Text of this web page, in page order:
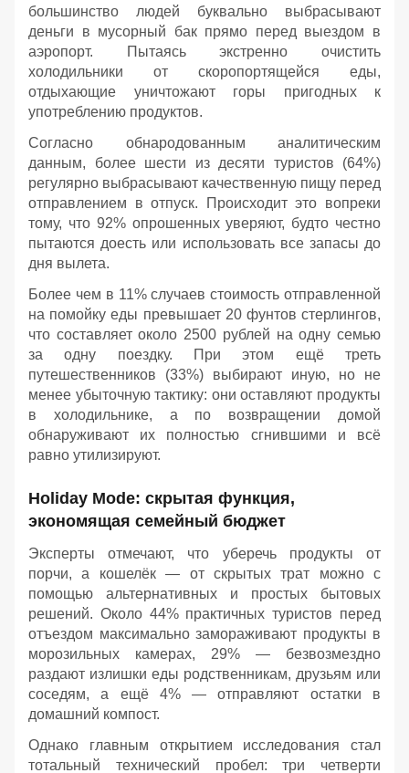
большинство людей буквально выбрасывают
деньги в мусорный бак прямо перед выездом в
аэропорт. Пытаясь экстренно очистить
холодильники от скоропортящейся еды,
отдыхающие уничтожают горы пригодных к
употреблению продуктов.
Согласно обнародованным аналитическим
данным, более шести из десяти туристов (64%)
регулярно выбрасывают качественную пищу перед
отправлением в отпуск. Происходит это вопреки
тому, что 92% опрошенных уверяют, будто честно
пытаются доесть или использовать все запасы до
дня вылета.
Более чем в 11% случаев стоимость отправленной
на помойку еды превышает 20 фунтов стерлингов,
что составляет около 2500 рублей на одну семью
за одну поездку. При этом ещё треть
путешественников (33%) выбирают иную, но не
менее убыточную тактику: они оставляют продукты
в холодильнике, а по возвращении домой
обнаруживают их полностью сгнившими и всё
равно утилизируют.
Holiday Mode: скрытая функция,
экономящая семейный бюджет
Эксперты отмечают, что уберечь продукты от
порчи, а кошелёк — от скрытых трат можно с
помощью альтернативных и простых бытовых
решений. Около 44% практичных туристов перед
отъездом максимально замораживают продукты в
морозильных камерах, 29% — безвозмездно
раздают излишки еды родственникам, друзьям или
соседям, а ещё 4% — отправляют остатки в
домашний компост.
Однако главным открытием исследования стал
тотальный технический пробел: три четверти